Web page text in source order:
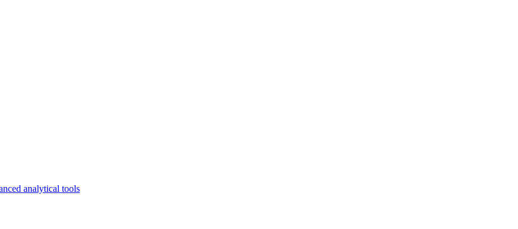
analytical tools